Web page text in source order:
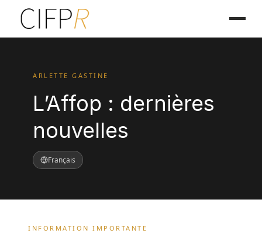
ARLETTE GASTINE
L’Affop : dernières
nouvelles
Français
INFORMATION IMPORTANTE